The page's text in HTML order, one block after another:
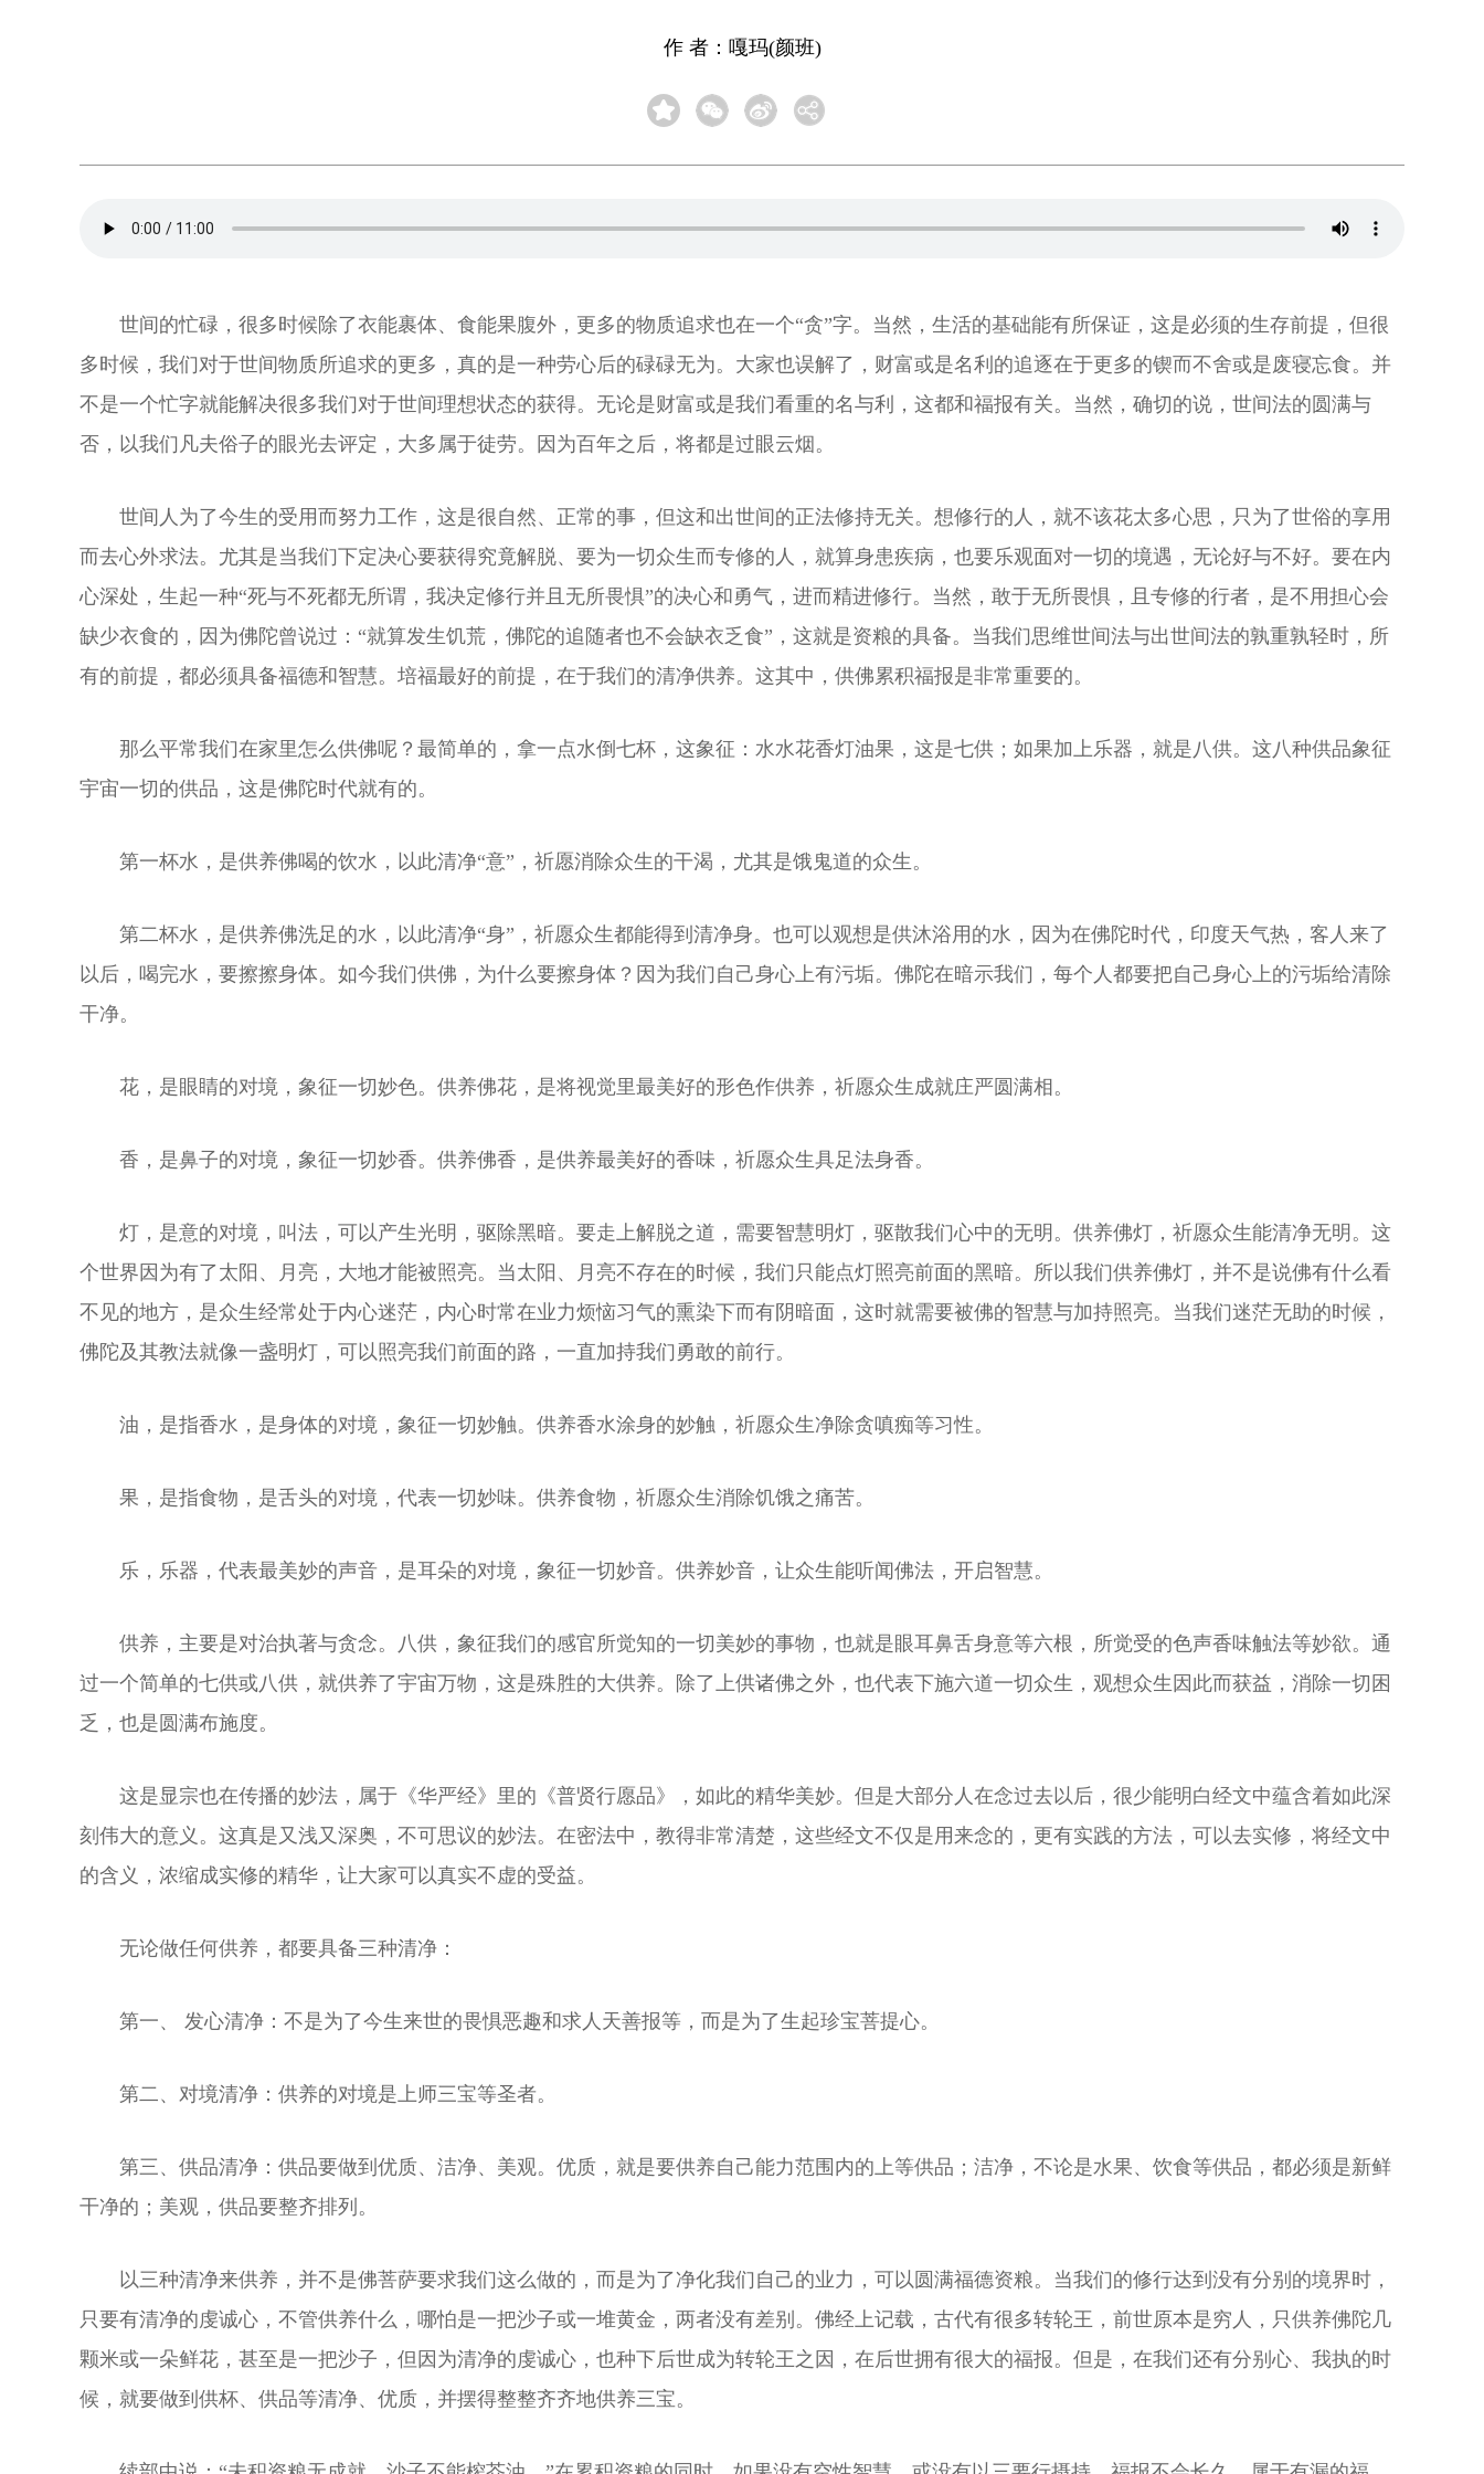
作 者：嘎玛(颜班)
世间的忙碌，很多时候除了衣能裹体、食能果腹外，更多的物质追求也在一个“贪”字。当然，生活的基础能有所保证，这是必须的生存前提，但很
多时候，我们对于世间物质所追求的更多，真的是一种劳心后的碌碌无为。大家也误解了，财富或是名利的追逐在于更多的锲而不舍或是废寝忘食。并
不是一个忙字就能解决很多我们对于世间理想状态的获得。无论是财富或是我们看重的名与利，这都和福报有关。当然，确切的说，世间法的圆满与
否，以我们凡夫俗子的眼光去评定，大多属于徒劳。因为百年之后，将都是过眼云烟。
世间人为了今生的受用而努力工作，这是很自然、正常的事，但这和出世间的正法修持无关。想修行的人，就不该花太多心思，只为了世俗的享用
而去心外求法。尤其是当我们下定决心要获得究竟解脱、要为一切众生而专修的人，就算身患疾病，也要乐观面对一切的境遇，无论好与不好。要在内
心深处，生起一种“死与不死都无所谓，我决定修行并且无所畏惧”的决心和勇气，进而精进修行。当然，敢于无所畏惧，且专修的行者，是不用担心会
缺少衣食的，因为佛陀曾说过：“就算发生饥荒，佛陀的追随者也不会缺衣乏食”，这就是资粮的具备。当我们思维世间法与出世间法的孰重孰轻时，所
有的前提，都必须具备福德和智慧。培福最好的前提，在于我们的清净供养。这其中，供佛累积福报是非常重要的。
那么平常我们在家里怎么供佛呢？最简单的，拿一点水倒七杯，这象征：水水花香灯油果，这是七供；如果加上乐器，就是八供。这八种供品象征
宇宙一切的供品，这是佛陀时代就有的。
第一杯水，是供养佛喝的饮水，以此清净“意”，祈愿消除众生的干渴，尤其是饿鬼道的众生。
第二杯水，是供养佛洗足的水，以此清净“身”，祈愿众生都能得到清净身。也可以观想是供沐浴用的水，因为在佛陀时代，印度天气热，客人来了
以后，喝完水，要擦擦身体。如今我们供佛，为什么要擦身体？因为我们自己身心上有污垢。佛陀在暗示我们，每个人都要把自己身心上的污垢给清除
干净。
花，是眼睛的对境，象征一切妙色。供养佛花，是将视觉里最美好的形色作供养，祈愿众生成就庄严圆满相。
香，是鼻子的对境，象征一切妙香。供养佛香，是供养最美好的香味，祈愿众生具足法身香。
灯，是意的对境，叫法，可以产生光明，驱除黑暗。要走上解脱之道，需要智慧明灯，驱散我们心中的无明。供养佛灯，祈愿众生能清净无明。这
个世界因为有了太阳、月亮，大地才能被照亮。当太阳、月亮不存在的时候，我们只能点灯照亮前面的黑暗。所以我们供养佛灯，并不是说佛有什么看
不见的地方，是众生经常处于内心迷茫，内心时常在业力烦恼习气的熏染下而有阴暗面，这时就需要被佛的智慧与加持照亮。当我们迷茫无助的时候，
佛陀及其教法就像一盏明灯，可以照亮我们前面的路，一直加持我们勇敢的前行。
油，是指香水，是身体的对境，象征一切妙触。供养香水涂身的妙触，祈愿众生净除贪嗔痴等习性。
果，是指食物，是舌头的对境，代表一切妙味。供养食物，祈愿众生消除饥饿之痛苦。
乐，乐器，代表最美妙的声音，是耳朵的对境，象征一切妙音。供养妙音，让众生能听闻佛法，开启智慧。
供养，主要是对治执著与贪念。八供，象征我们的感官所觉知的一切美妙的事物，也就是眼耳鼻舌身意等六根，所觉受的色声香味触法等妙欲。通
过一个简单的七供或八供，就供养了宇宙万物，这是殊胜的大供养。除了上供诸佛之外，也代表下施六道一切众生，观想众生因此而获益，消除一切困
乏，也是圆满布施度。
这是显宗也在传播的妙法，属于《华严经》里的《普贤行愿品》，如此的精华美妙。但是大部分人在念过去以后，很少能明白经文中蕴含着如此深
刻伟大的意义。这真是又浅又深奥，不可思议的妙法。在密法中，教得非常清楚，这些经文不仅是用来念的，更有实践的方法，可以去实修，将经文中
的含义，浓缩成实修的精华，让大家可以真实不虚的受益。
无论做任何供养，都要具备三种清净：
第一、 发心清净：不是为了今生来世的畏惧恶趣和求人天善报等，而是为了生起珍宝菩提心。
第二、对境清净：供养的对境是上师三宝等圣者。
第三、供品清净：供品要做到优质、洁净、美观。优质，就是要供养自己能力范围内的上等供品；洁净，不论是水果、饮食等供品，都必须是新鲜
干净的；美观，供品要整齐排列。
以三种清净来供养，并不是佛菩萨要求我们这么做的，而是为了净化我们自己的业力，可以圆满福德资粮。当我们的修行达到没有分别的境界时，
只要有清净的虔诚心，不管供养什么，哪怕是一把沙子或一堆黄金，两者没有差别。佛经上记载，古代有很多转轮王，前世原本是穷人，只供养佛陀几
颗米或一朵鲜花，甚至是一把沙子，但因为清净的虔诚心，也种下后世成为转轮王之因，在后世拥有很大的福报。但是，在我们还有分别心、我执的时
候，就要做到供杯、供品等清净、优质，并摆得整整齐齐地供养三宝。